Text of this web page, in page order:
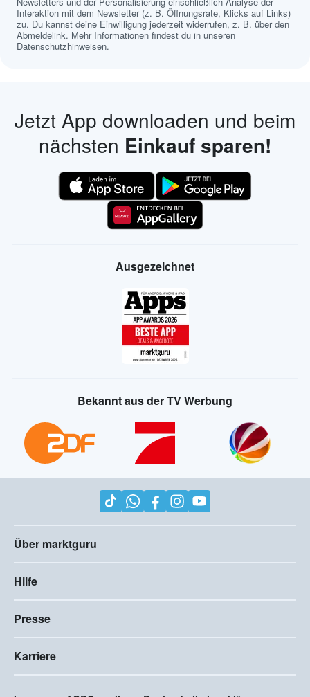
Interaktion mit dem Newsletter (z. B. Öffnungsrate, Klicks auf Links)
zu. Du kannst deine Einwilligung jederzeit widerrufen, z. B. über den
Abmeldelink. Mehr Informationen findest du in unseren
Datenschutzhinweisen.
Jetzt App downloaden und beim
nächsten Einkauf sparen!
Ausgezeichnet
Bekannt aus der TV Werbung
Über marktguru
Hilfe
Presse
Karriere